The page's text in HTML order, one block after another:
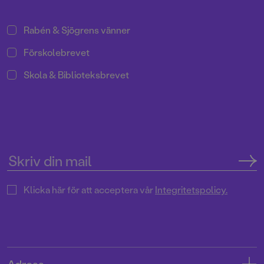
Rabén & Sjögrens vänner
Förskolebrevet
Skola & Biblioteksbrevet
Klicka här för att acceptera vårIntegritetspolicy.